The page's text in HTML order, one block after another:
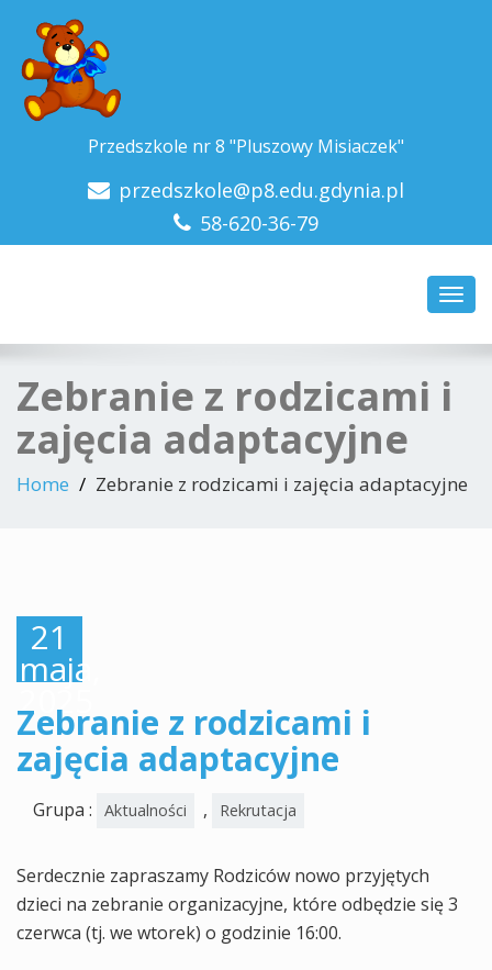
Przedszkole nr 8 "Pluszowy Misiaczek"
przedszkole@p8.edu.gdynia.pl
58-620-36-79
Zebranie z rodzicami i
zajęcia adaptacyjne
Home Zebranie z rodzicami i zajęcia adaptacyjne
21
maja,
2025
Zebranie z rodzicami i
zajęcia adaptacyjne
Grupa : Aktualności , Rekrutacja
Serdecznie zapraszamy Rodziców nowo przyjętych
dzieci na zebranie organizacyjne, które odbędzie się 3
czerwca (tj. we wtorek) o godzinie 16:00.